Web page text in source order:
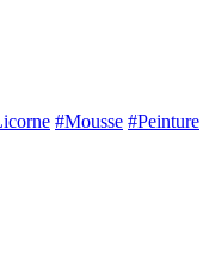
#Mousse #Peinture